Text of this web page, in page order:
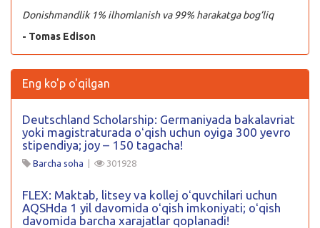
Donishmandlik 1% ilhomlanish va 99% harakatga bog’liq
- Tomas Edison
Eng ko'p o'qilgan
Deutschland Scholarship: Germaniyada bakalavriat
yoki magistraturada oʻqish uchun oyiga 300 yevro
stipendiya; joy – 150 tagacha!
Barcha soha | 301928
FLEX: Maktab, litsey va kollej oʻquvchilari uchun
AQSHda 1 yil davomida oʻqish imkoniyati; oʻqish
davomida barcha xarajatlar qoplanadi!